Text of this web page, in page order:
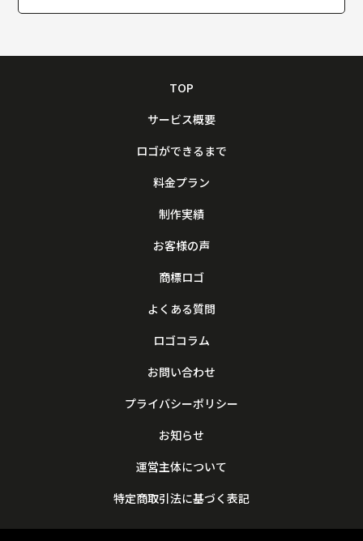
TOP
サービス概要
ロゴができるまで
料金プラン
制作実績
お客様の声
商標ロゴ
よくある質問
ロゴコラム
お問い合わせ
プライバシーポリシー
お知らせ
運営主体について
特定商取引法に基づく表記